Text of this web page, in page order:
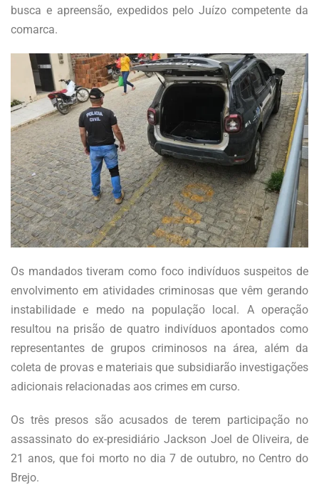
busca e apreensão, expedidos pelo Juízo competente da
comarca.
Os mandados tiveram como foco indivíduos suspeitos de
envolvimento em atividades criminosas que vêm gerando
instabilidade e medo na população local. A operação
resultou na prisão de quatro indivíduos apontados como
representantes de grupos criminosos na área, além da
coleta de provas e materiais que subsidiarão investigações
adicionais relacionadas aos crimes em curso.
Os três presos são acusados de terem participação no
assassinato do ex-presidiário Jackson Joel de Oliveira, de
21 anos, que foi morto no dia 7 de outubro, no Centro do
Brejo.